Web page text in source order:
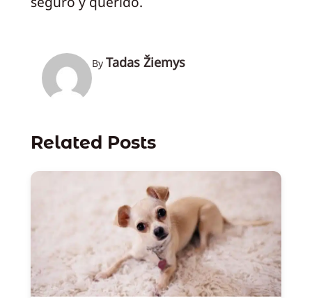
By Tadas Žiemys
Related Posts